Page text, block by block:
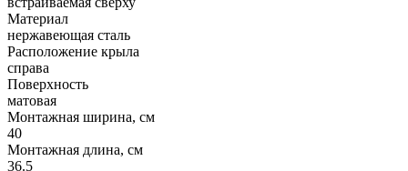
Материал
нержавеющая сталь
Расположение крыла
справа
Поверхность
матовая
Монтажная ширина, см
40
Монтажная длина, см
36.5